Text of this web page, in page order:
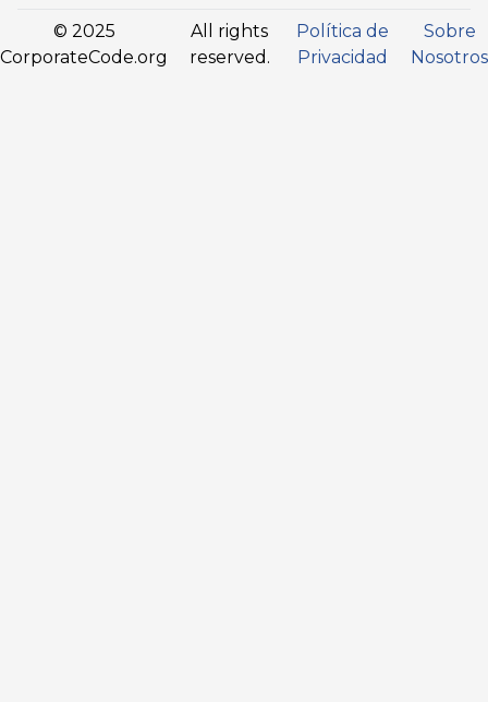
© 2025
CorporateCode.org
All rights
reserved.
Política de
Privacidad
Sobre
Nosotros